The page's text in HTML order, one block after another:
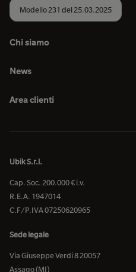
Modello 231 del 25.03.2025
Chi siamo
News
Area clienti
Ubik S.r.l.
Cap. Soc. 200.000 € i.v.
R.E.A. 1947014
C.F/P.IVA 07250620965
Sede legale
Via Giuseppe Verdi 8 20057
Assago (MI)